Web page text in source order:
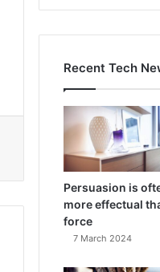
Recent Tech
Persuasion is
more effectual
force
7 March 2024